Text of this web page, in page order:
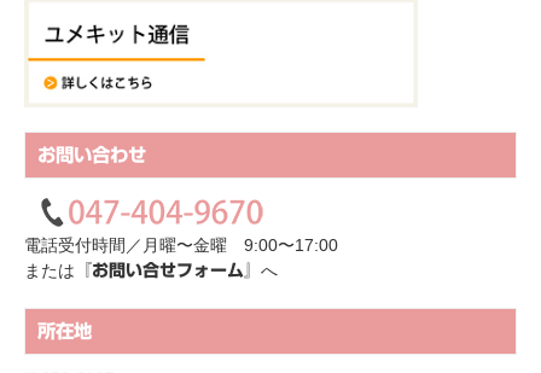
お問い合わせ
電話受付時間／月曜〜金曜 9:00〜17:00
または 『お問い合せフォーム』 へ
所在地